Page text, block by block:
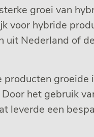
groei van
voor hybride
Nederland of
producten
het gebruik
leverde een